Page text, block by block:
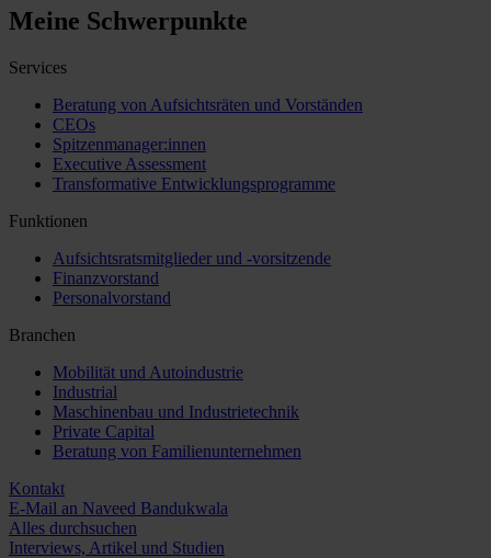
Meine Schwerpunkte
Services
Beratung von Aufsichtsräten und Vorständen
CEOs
Spitzenmanager:innen
Executive Assessment
Transformative Entwicklungsprogramme
Funktionen
Aufsichtsratsmitglieder und -vorsitzende
Finanzvorstand
Personalvorstand
Branchen
Mobilität und Autoindustrie
Industrial
Maschinenbau und Industrietechnik
Private Capital
Beratung von Familienunternehmen
Kontakt
E-Mail an Naveed Bandukwala
Alles durchsuchen
Interviews, Artikel und Studien